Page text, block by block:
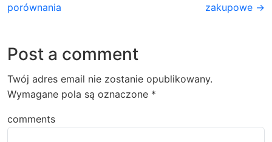
porównania
zakupowe →
Post a comment
Twój adres email nie zostanie opublikowany.
Wymagane pola są oznaczone *
comments